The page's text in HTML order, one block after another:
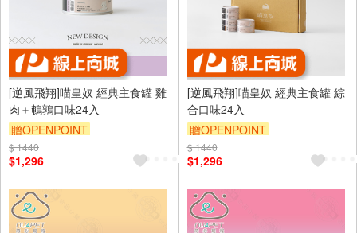
[逆風飛翔]喵皇奴 經典主食罐 雞
肉＋鵪鶉口味24入
贈OPENPOINT
$ 1440
$1,296
[逆風飛翔]喵皇奴 經典主食罐 綜
合口味24入
贈OPENPOINT
$ 1440
$1,296